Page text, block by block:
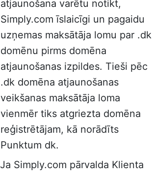
atjaunošana varētu notikt,
Simply.com īslaicīgi un pagaidu
uzņemas maksātāja lomu par .dk
domēnu pirms domēna
atjaunošanas izpildes. Tieši pēc
.dk domēna atjaunošanas
veikšanas maksātāja loma
vienmēr tiks atgriezta domēna
reģistrētājam, kā norādīts
Punktum dk.
Ja Simply.com pārvalda Klienta